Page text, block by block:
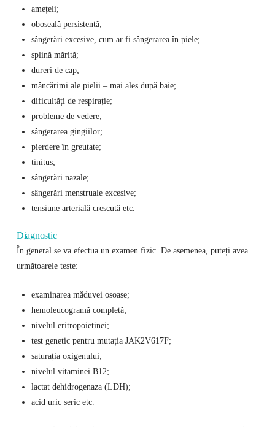
amețeli;
oboseală persistentă;
sângerări excesive, cum ar fi sângerarea în piele;
splină mărită;
dureri de cap;
mâncărimi ale pielii – mai ales după baie;
dificultăți de respirație;
probleme de vedere;
sângerarea gingiilor;
pierdere în greutate;
tinitus;
sângerări nazale;
sângerări menstruale excesive;
tensiune arterială crescută etc.
Diagnostic
În general se va efectua un examen fizic. De asemenea, puteți avea
următoarele teste:
examinarea măduvei osoase;
hemoleucogramă completă;
nivelul eritropoietinei;
test genetic pentru mutația JAK2V617F;
saturația oxigenului;
nivelul vitaminei B12;
lactat dehidrogenaza (LDH);
acid uric seric etc.